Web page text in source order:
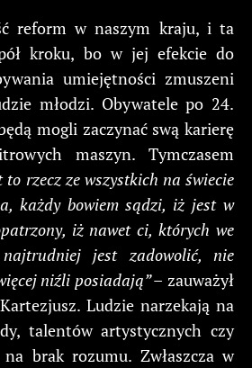
reform w naszym kraju, i ta
kroku, bo w jej efekcie do
umiejętności zmuszeni
młodzi. Obywatele po 24.
mogli zaczynać swą karierę
maszyn. Tymczasem
rzecz ze wszystkich na świecie
każdy bowiem sądzi, iż jest w
iż nawet ci, których we
jest zadowolić, nie
niźli posiadają” – zauważył
Ludzie narzekają na
talentów artystycznych czy
brak rozumu. Zwłaszcza w